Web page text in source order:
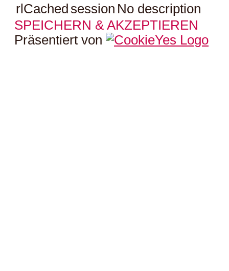
rlCached session No description
SPEICHERN & AKZEPTIEREN
Präsentiert von